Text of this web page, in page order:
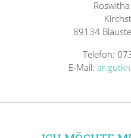
89134
Telefon:
E-Mail: